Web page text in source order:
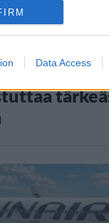
Data Access
ei kuulu